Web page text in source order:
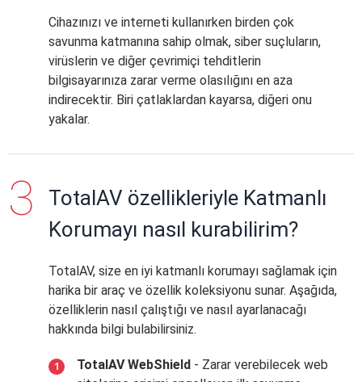
Cihazınızı ve interneti kullanırken birden çok
savunma katmanına sahip olmak, siber suçluların,
virüslerin ve diğer çevrimiçi tehditlerin
bilgisayarınıza zarar verme olasılığını en aza
indirecektir. Biri çatlaklardan kayarsa, diğeri onu
yakalar.
TotalAV özellikleriyle Katmanlı
Korumayı nasıl kurabilirim?
TotalAV, size en iyi katmanlı korumayı sağlamak için
harika bir araç ve özellik koleksiyonu sunar. Aşağıda,
özelliklerin nasıl çalıştığı ve nasıl ayarlanacağı
hakkında bilgi bulabilirsiniz.
TotalAV WebShield - Zarar verebilecek web